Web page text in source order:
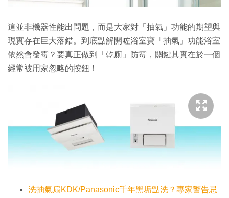
這並非機器性能出問題，而是大家對「抽氣」功能的期望與
現實存在巨大落錯。到底點解開咗浴室寶「抽氣」功能浴室
依然會發霉？要真正做到「乾廁」防霉，關鍵其實在於一個
經常被用家忽略的按鈕！
洗抽氣扇KDK/Panasonic千年黑垢點洗？專家警告忌